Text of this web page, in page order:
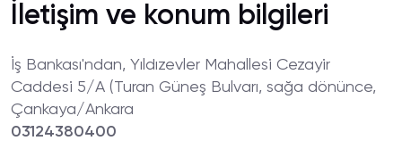
İletişim ve konum bilgileri
İş Bankası'ndan, Yıldızevler Mahallesi Cezayir
Caddesi 5/A (Turan Güneş Bulvarı, sağa dönünce,
Çankaya/Ankara
03124380400